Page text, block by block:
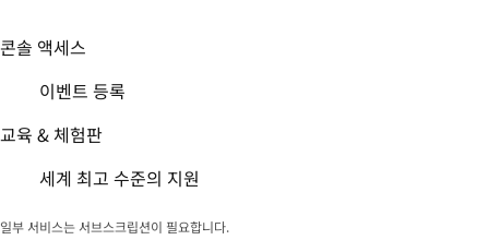
콘솔 액세스
이벤트 등록
교육 & 체험판
세계 최고 수준의 지원
일부 서비스는 서브스크립션이 필요합니다.